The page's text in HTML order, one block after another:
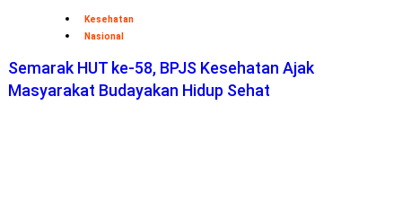
Kesehatan
Nasional
Semarak HUT ke-58, BPJS Kesehatan Ajak
Masyarakat Budayakan Hidup Sehat